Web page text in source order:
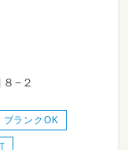
−２
ブランクOK